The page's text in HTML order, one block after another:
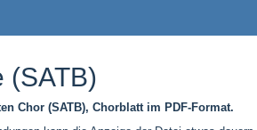
(SATB)
Chor (SATB), Chorblatt im PDF-Format.